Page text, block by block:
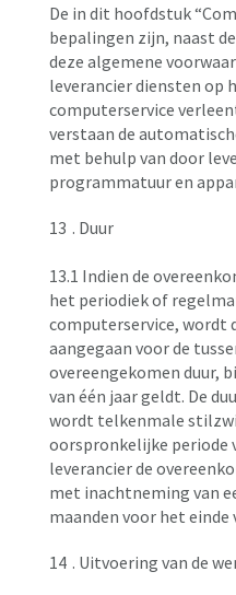
De in dit hoofdstuk
bepalingen zijn, naast
deze algemene
leverancier diensten op
computerservice
verstaan de
met behulp van door
programmatuur en
13 . Duur
13.1 Indien de
het periodiek of
computerservice, wordt
aangegaan voor de
overeengekomen duur,
van één jaar geldt. De
wordt telkenmale
oorspronkelijke
leverancier de
met inachtneming van
maanden voor het einde
14 . Uitvoering van de